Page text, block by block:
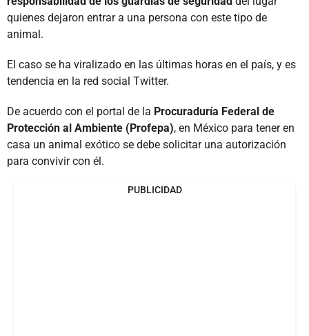
quienes dejaron entrar a una persona con este tipo de
animal.
El caso se ha viralizado en las últimas horas en el país, y es
tendencia en la red social Twitter.
De acuerdo con el portal de la Procuraduría Federal de
Protección al Ambiente (Profepa), en México para tener en
casa un animal exótico se debe solicitar una autorización
para convivir con él.
PUBLICIDAD